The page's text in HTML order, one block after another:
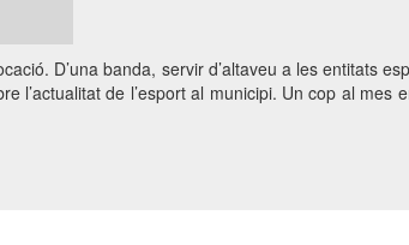
D’una banda, servir d’altaveu a les entitats
l’actualitat de l’esport al municipi. Un cop al mes